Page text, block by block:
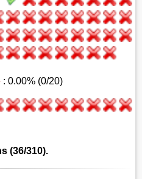
: 0.00% (0/20)
(36/310).